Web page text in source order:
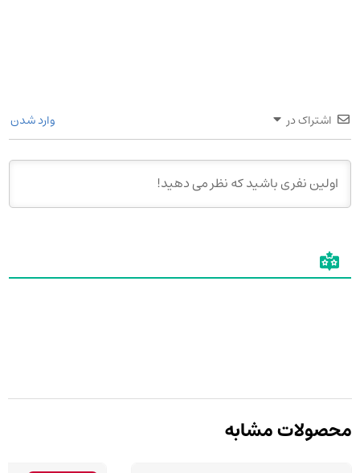
اشتراک در وارد شدن
محصولات مشابه